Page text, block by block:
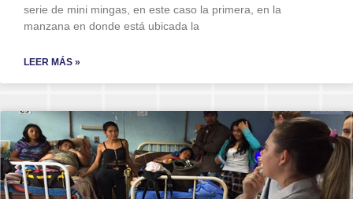
serie de mini mingas, en este caso la primera, en la
manzana en donde está ubicada la
LEER MÁS »